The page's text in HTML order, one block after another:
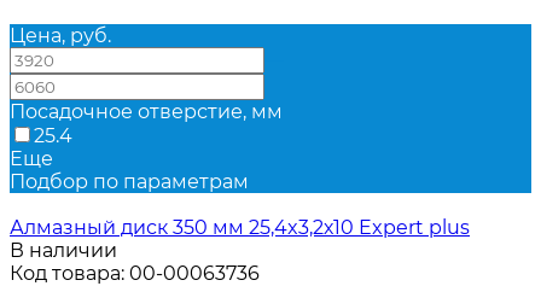
Цена, руб.
Посадочное отверстие, мм
25.4
Еще
Подбор по параметрам
Алмазный диск 350 мм 25,4x3,2х10 Expert plus
В наличии
Код товара: 00-00063736